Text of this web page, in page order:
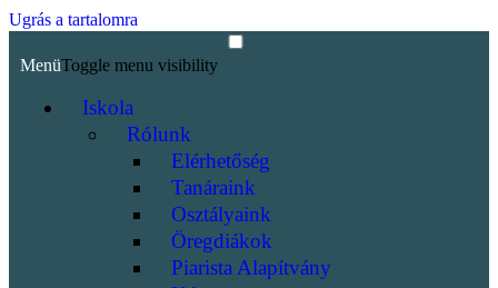
Ugrás a tartalomra
MenüToggle menu visibility
Iskola
Rólunk
Elérhetőség
Tanáraink
Osztályaink
Öregdiákok
Piarista Alapítvány